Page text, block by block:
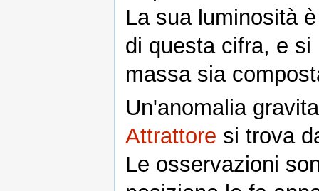
La sua luminosità
di questa cifra, e
massa sia
Un'anomalia
Attrattore si trova
Le osservazioni